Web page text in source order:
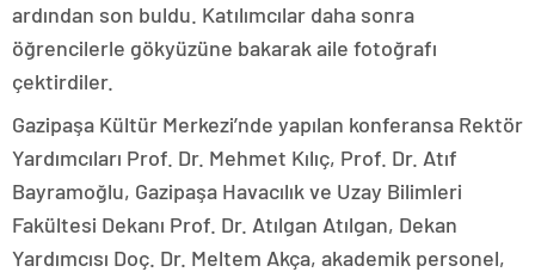
ardından son buldu. Katılımcılar daha sonra
öğrencilerle gökyüzüne bakarak aile fotoğrafı
çektirdiler.
Gazipaşa Kültür Merkezi’nde yapılan konferansa Rektör
Yardımcıları Prof. Dr. Mehmet Kılıç, Prof. Dr. Atıf
Bayramoğlu, Gazipaşa Havacılık ve Uzay Bilimleri
Fakültesi Dekanı Prof. Dr. Atılgan Atılgan, Dekan
Yardımcısı Doç. Dr. Meltem Akça, akademik personel,